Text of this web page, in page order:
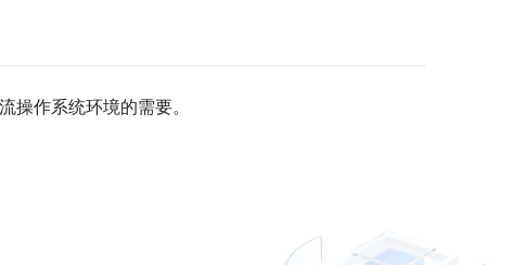
操作系统环境的需要。